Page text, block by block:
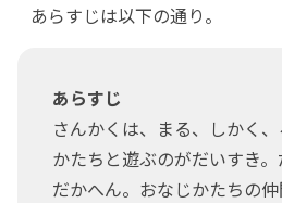
あらすじは以下の通り。
あらすじ
さんかくは、まる、しかく
かたちと遊ぶのがだいすき
だかへん。おなじかたちの